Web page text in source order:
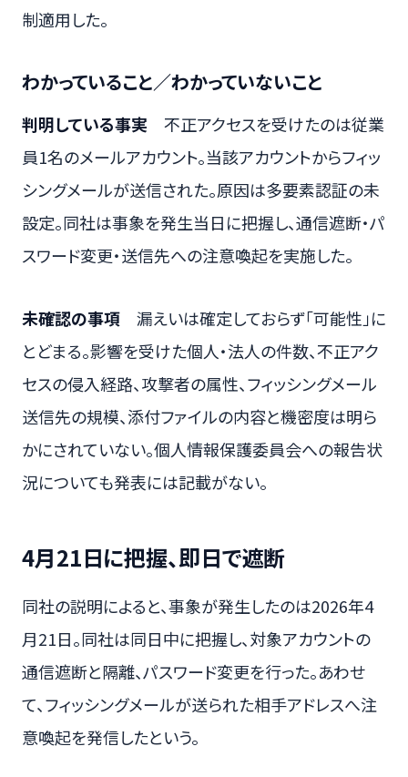
制適用した。
わかっていること／わかっていないこと
判明している事実 不正アクセスを受けたのは従業
員1名のメールアカウント。当該アカウントからフィッ
シングメールが送信された。原因は多要素認証の未
設定。同社は事象を発生当日に把握し、通信遮断・パ
スワード変更・送信先への注意喚起を実施した。
未確認の事項 漏えいは確定しておらず「可能性」に
とどまる。影響を受けた個人・法人の件数、不正アク
セスの侵入経路、攻撃者の属性、フィッシングメール
送信先の規模、添付ファイルの内容と機密度は明ら
かにされていない。個人情報保護委員会への報告状
況についても発表には記載がない。
4月21日に把握、即日で遮断
同社の説明によると、事象が発生したのは2026年4
月21日。同社は同日中に把握し、対象アカウントの
通信遮断と隔離、パスワード変更を行った。あわせ
て、フィッシングメールが送られた相手アドレスへ注
意喚起を発信したという。